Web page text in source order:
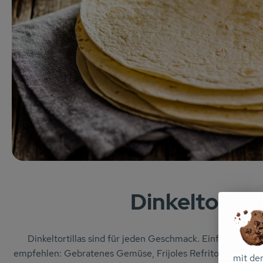
Dinkeltortillas sind für jeden Geschmack. Einfach nach
empfehlen: Gebratenes Gemüse, Frijoles Refritos
mit